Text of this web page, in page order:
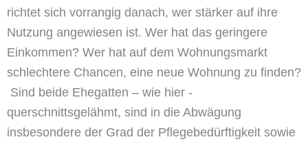
richtet sich vorrangig danach, wer stärker auf ihre
Nutzung angewiesen ist. Wer hat das geringere
Einkommen? Wer hat auf dem Wohnungsmarkt
schlechtere Chancen, eine neue Wohnung zu finden?
Sind beide Ehegatten – wie hier -
querschnittsgelähmt, sind in die Abwägung
insbesondere der Grad der Pflegebedürftigkeit sowie